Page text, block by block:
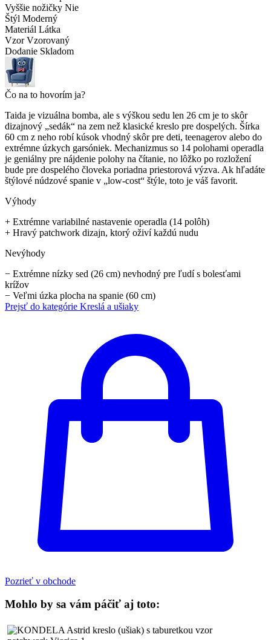
Vyššie nožičky Nie
Štýl Moderný
Materiál Látka
Vzor Vzorovaný
Dodanie Skladom
Čo na to hovorím ja?
Taida je vizuálna bomba, ale s výškou sedu len 26 cm je to skôr
dizajnový „sedák“ na zem než klasické kreslo pre dospelých. Šírka
60 cm z neho robí kúsok vhodný skôr pre deti, teenagerov alebo do
extrémne úzkych garsóniek. Mechanizmus so 14 polohami operadla
je geniálny pre nájdenie polohy na čítanie, no lôžko po rozložení
bude pre dospelého človeka poriadna priestorová výzva. Ak hľadáte
štýlové núdzové spanie v „low-cost“ štýle, toto je váš favorit.
Výhody
+ Extrémne variabilné nastavenie operadla (14 polôh)
+ Hravý patchwork dizajn, ktorý oživí každú nudu
Nevýhody
− Extrémne nízky sed (26 cm) nevhodný pre ľudí s bolesťami
krížov
− Veľmi úzka plocha na spanie (60 cm)
Prejsť do kategórie Kreslá a ušiaky
Pozrieť v obchode
Mohlo by sa vám páčiť aj toto: